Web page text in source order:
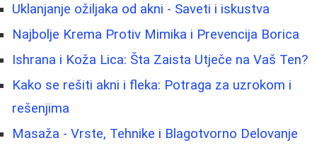
Uklanjanje ožiljaka od akni - Saveti i iskustva
Najbolje Krema Protiv Mimika i Prevencija Borica
Ishrana i Koža Lica: Šta Zaista Utječe na Vaš Ten?
Kako se rešiti akni i fleka: Potraga za uzrokom i
rešenjima
Masaža - Vrste, Tehnike i Blagotvorno Delovanje